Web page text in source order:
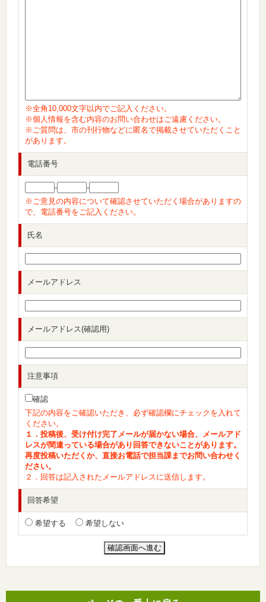
※全角10,000文字以内でご記入ください。
※個人情報を含む内容のお問い合わせはご遠慮ください。
※ご質問は、市の刊行物などに匿名で掲載させていただくこと
があります。
電話番号
-
-
※ご意見の内容について確認させていただく場合がありますの
で、電話番号をご記入ください。
氏名
メールアドレス
メールアドレス(確認用)
注意事項
確認
下記の内容をご確認いただき、必ず確認欄にチェックを入れて
ください。
１．投稿後、受け付け完了メールが届かない場合、メールアド
レスが間違っている場合があり回答できないことがあります。
再度投稿いただくか、直接お電話で担当課までお問い合わせく
ださい。
２．回答は記入されたメールアドレスに送信します。
回答希望
希望する 希望しない